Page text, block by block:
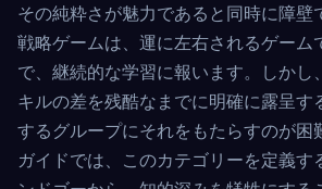
その純粋さが魅力であると同時に障壁
戦略ゲームは、運に左右されるゲーム
で、継続的な学習に報います。しかし
キルの差を残酷なまでに明確に露呈す
するグループにそれをもたらすのが困
ガイドでは、このカテゴリーを定義す